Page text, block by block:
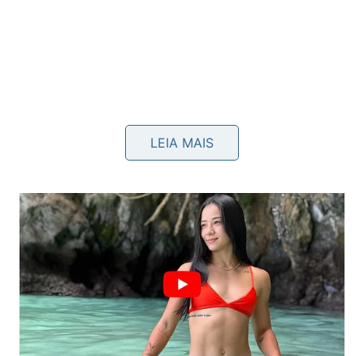
Muitas especialistas em nutrição funcional
compartilham receitas rápidas e valiosas que se
encaixam perfeitamente na rotina de mulheres
ativas, conforme demonstrado no canal
Nutricionista Patricia Leite do YouTube:
LEIA MAIS